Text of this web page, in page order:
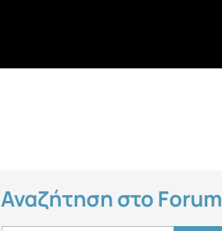
Αναζήτηση στο Forum